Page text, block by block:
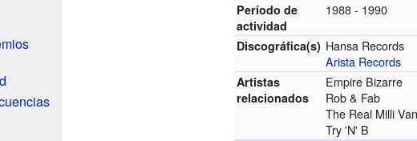
Período de
actividad
1988 - 1990
Discográfica(s) Hansa Records
Arista Records
Artistas
relacionados
Empire Bizarre
Rob & Fab
The Real Milli
Try 'N' B